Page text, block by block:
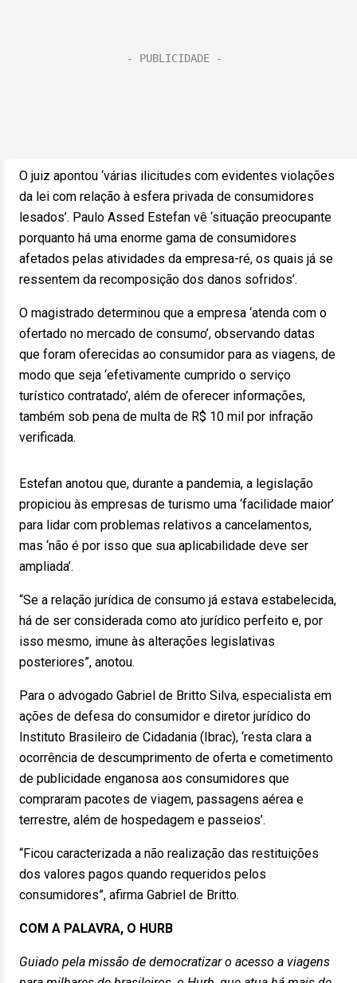
O juiz apontou ‘várias ilicitudes com evidentes violações
da lei com relação à esfera privada de consumidores
lesados’. Paulo Assed Estefan vê ‘situação preocupante
porquanto há uma enorme gama de consumidores
afetados pelas atividades da empresa-ré, os quais já se
ressentem da recomposição dos danos sofridos’.
O magistrado determinou que a empresa ‘atenda com o
ofertado no mercado de consumo’, observando datas
que foram oferecidas ao consumidor para as viagens, de
modo que seja ‘efetivamente cumprido o serviço
turístico contratado’, além de oferecer informações,
também sob pena de multa de R$ 10 mil por infração
verificada.
Estefan anotou que, durante a pandemia, a legislação
propiciou às empresas de turismo uma ‘facilidade maior’
para lidar com problemas relativos a cancelamentos,
mas ‘não é por isso que sua aplicabilidade deve ser
ampliada’.
“Se a relação jurídica de consumo já estava estabelecida,
há de ser considerada como ato jurídico perfeito e, por
isso mesmo, imune às alterações legislativas
posteriores”, anotou.
Para o advogado Gabriel de Britto Silva, especialista em
ações de defesa do consumidor e diretor jurídico do
Instituto Brasileiro de Cidadania (Ibrac), ‘resta clara a
ocorrência de descumprimento de oferta e cometimento
de publicidade enganosa aos consumidores que
compraram pacotes de viagem, passagens aérea e
terrestre, além de hospedagem e passeios’.
“Ficou caracterizada a não realização das restituições
dos valores pagos quando requeridos pelos
consumidores”, afirma Gabriel de Britto.
COM A PALAVRA, O HURB
Guiado pela missão de democratizar o acesso a viagens